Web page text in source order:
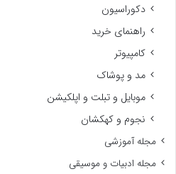
دکوراسیون
راهنمای خرید
کامپیوتر
مد و پوشاک
موبایل و تبلت و اپلکیشن
نجوم و کهکشان
مجله آموزشی
مجله ادبیات و موسیقی